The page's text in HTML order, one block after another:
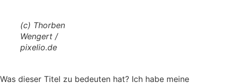
(c) Thorben
Wengert /
pixelio.de
Was dieser Titel zu bedeuten hat? Ich habe meine